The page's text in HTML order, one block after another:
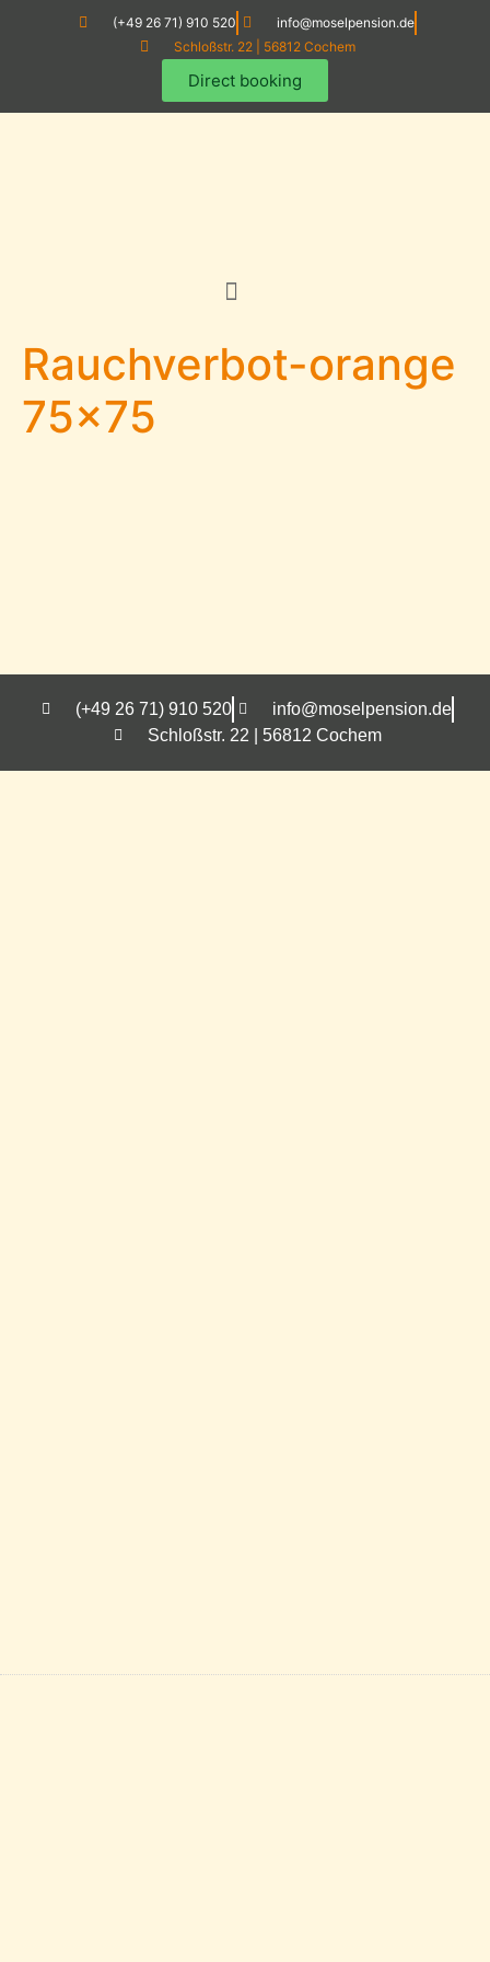
(+49 26 71) 910 520
info@moselpension.de
Schloßstr. 22 | 56812 Cochem
Direct booking
Rauchverbot-orange
75×75
(+49 26 71) 910 520
info@moselpension.de
Schloßstr. 22 | 56812 Cochem